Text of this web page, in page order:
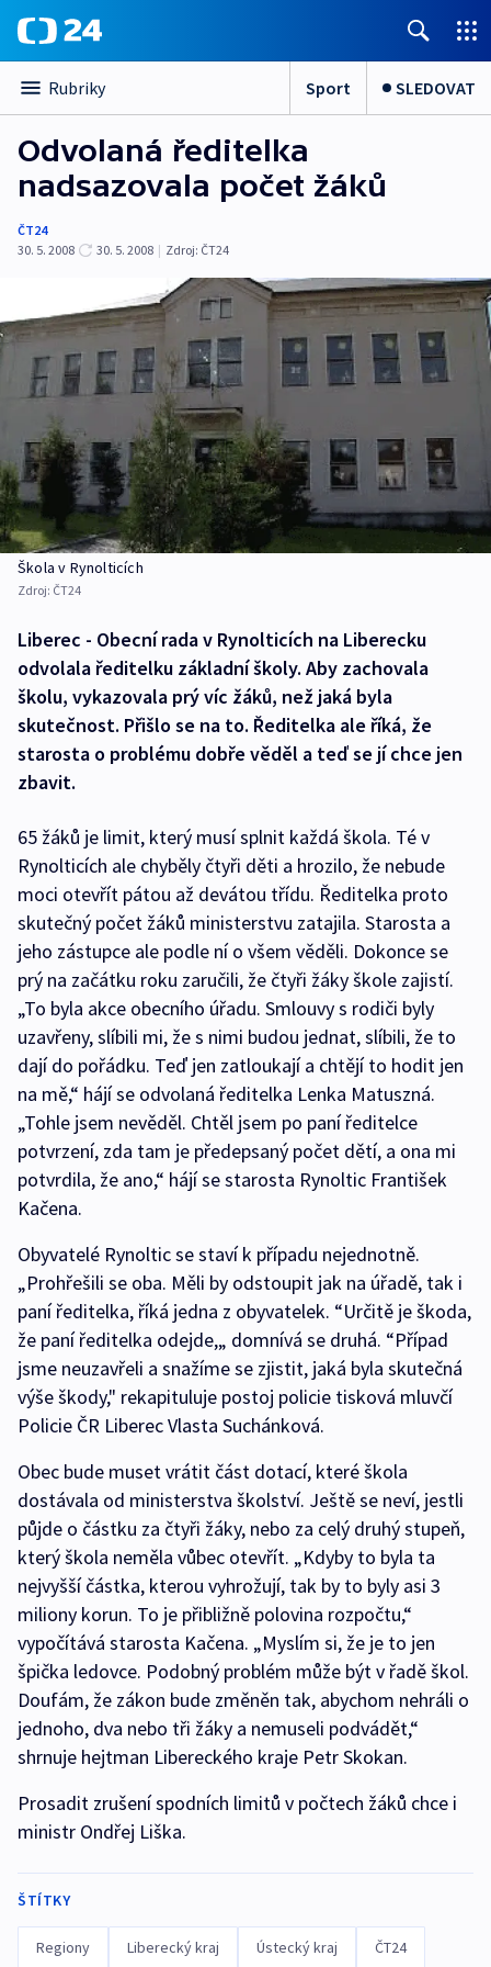
Rubriky Sport SLEDOVAT
Odvolaná ředitelka
nadsazovala počet žáků
ČT24
30. 5. 2008
30. 5. 2008 | Zdroj: ČT24
Škola v Rynolticích
Zdroj: ČT24
Liberec - Obecní rada v Rynolticích na Liberecku
odvolala ředitelku základní školy. Aby zachovala
školu, vykazovala prý víc žáků, než jaká byla
skutečnost. Přišlo se na to. Ředitelka ale říká, že
starosta o problému dobře věděl a teď se jí chce jen
zbavit.
65 žáků je limit, který musí splnit každá škola. Té v
Rynolticích ale chyběly čtyři děti a hrozilo, že nebude
moci otevřít pátou až devátou třídu. Ředitelka proto
skutečný počet žáků ministerstvu zatajila. Starosta a
jeho zástupce ale podle ní o všem věděli. Dokonce se
prý na začátku roku zaručili, že čtyři žáky škole zajistí.
„To byla akce obecního úřadu. Smlouvy s rodiči byly
uzavřeny, slíbili mi, že s nimi budou jednat, slíbili, že to
dají do pořádku. Teď jen zatloukají a chtějí to hodit jen
na mě,“ hájí se odvolaná ředitelka Lenka Matuszná.
„Tohle jsem nevěděl. Chtěl jsem po paní ředitelce
potvrzení, zda tam je předepsaný počet dětí, a ona mi
potvrdila, že ano,“ hájí se starosta Rynoltic František
Kačena.
Obyvatelé Rynoltic se staví k případu nejednotně.
„Prohřešili se oba. Měli by odstoupit jak na úřadě, tak i
paní ředitelka, říká jedna z obyvatelek. “Určitě je škoda,
že paní ředitelka odejde,„ domnívá se druhá. “Případ
jsme neuzavřeli a snažíme se zjistit, jaká byla skutečná
výše škody," rekapituluje postoj policie tisková mluvčí
Policie ČR Liberec Vlasta Suchánková.
Obec bude muset vrátit část dotací, které škola
dostávala od ministerstva školství. Ještě se neví, jestli
půjde o částku za čtyři žáky, nebo za celý druhý stupeň,
který škola neměla vůbec otevřít. „Kdyby to byla ta
nejvyšší částka, kterou vyhrožují, tak by to byly asi 3
miliony korun. To je přibližně polovina rozpočtu,“
vypočítává starosta Kačena. „Myslím si, že je to jen
špička ledovce. Podobný problém může být v řadě škol.
Doufám, že zákon bude změněn tak, abychom nehráli o
jednoho, dva nebo tři žáky a nemuseli podvádět,“
shrnuje hejtman Libereckého kraje Petr Skokan.
Prosadit zrušení spodních limitů v počtech žáků chce i
ministr Ondřej Liška.
ŠTÍTKY
Regiony Liberecký kraj Ústecký kraj ČT24